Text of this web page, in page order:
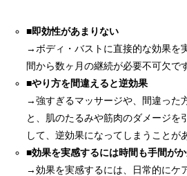
■即効性があまりない
→ボディ・バストに直接的な効果を
間から数ヶ月の継続が必要不可欠で
■やり方を間違えると逆効果
→強すぎるマッサージや、間違った
と、肌のたるみや筋肉のダメージを
して、逆効果になってしまうことが
■効果を実感するには時間も手間が
→効果を実感するには、日常的にケ